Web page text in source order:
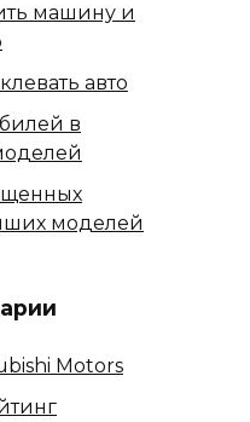
машину и
авто
в
моделей
Motors